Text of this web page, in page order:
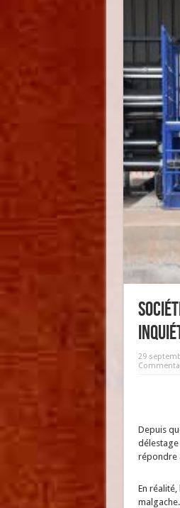
29
Depuis
répondre
En